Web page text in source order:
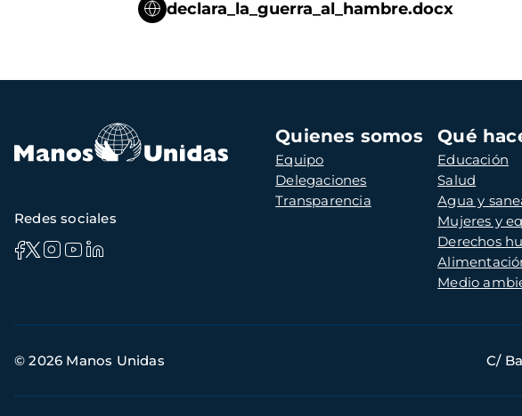
declara_la_guerra_al_hambre.docx
Navegación
principal
Quienes somos
Equipo
Delegaciones
Transparencia
Qué
Educación
Salud
Agua y
Mujeres y
Derechos
Medio
Redes sociales
de
© 2026 Manos Unidas C/